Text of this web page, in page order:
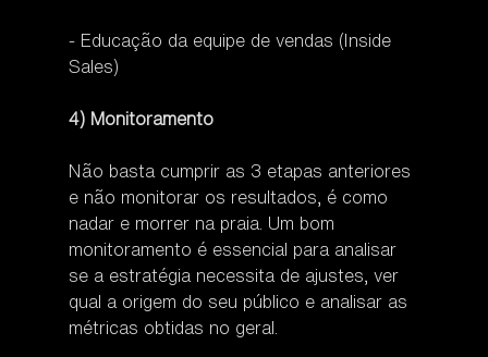
- Educação da equipe de vendas (Inside
Sales)
4) Monitoramento
Não basta cumprir as 3 etapas anteriores
e não monitorar os resultados, é como
nadar e morrer na praia. Um bom
monitoramento é essencial para analisar
se a estratégia necessita de ajustes, ver
qual a origem do seu público e analisar as
métricas obtidas no geral.